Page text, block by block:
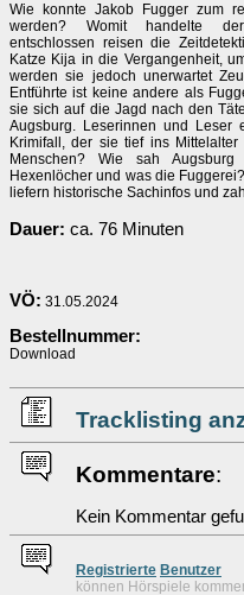
Wie konnte Jakob Fugger zum
werden? Womit handelte
entschlossen reisen die
Katze Kija in die Vergangenheit,
werden sie jedoch unerwartet
Entführte ist keine andere als
sie sich auf die Jagd nach den
Augsburg. Leserinnen und Leser
Krimifall, der sie tief ins
Menschen? Wie sah
Hexenlöcher und was die
liefern historische Sachinfos und
Dauer: ca. 76 Minuten
VÖ: 31.05.2024
Bestellnummer:
Download
Tracklisting
Kommentare:
Kein Kommentar
Registrierte Benutzer
können Hörspiele